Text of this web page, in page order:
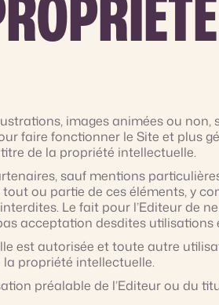
images animées ou non,
faire fonctionner le Site et plus
de la propriété intellectuelle.
sauf mentions
ou partie de ces éléments, y
Le fait pour l’Editeur de
acceptation desdites
est autorisée et toute autre
propriété intellectuelle.
préalable de l’Editeur ou du